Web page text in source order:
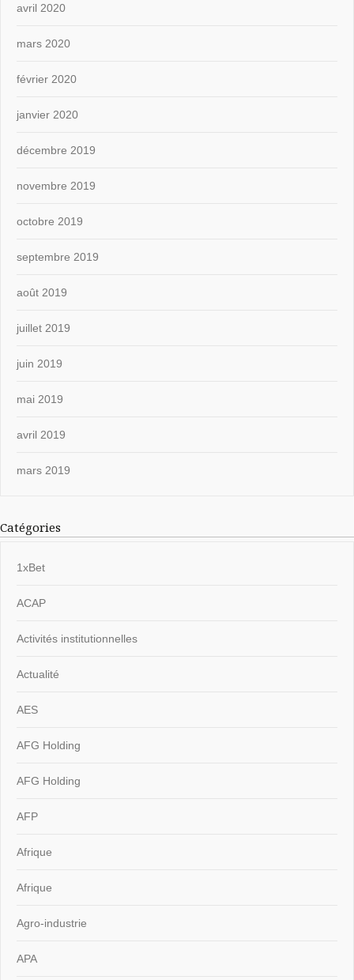
avril 2020
mars 2020
février 2020
janvier 2020
décembre 2019
novembre 2019
octobre 2019
septembre 2019
août 2019
juillet 2019
juin 2019
mai 2019
avril 2019
mars 2019
Catégories
1xBet
ACAP
Activités institutionnelles
Actualité
AES
AFG Holding
AFG Holding
AFP
Afrique
Afrique
Agro-industrie
APA